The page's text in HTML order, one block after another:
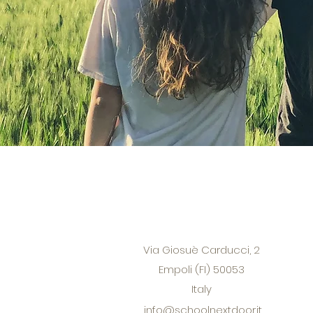
Via Giosuè Carducci, 2
Empoli (FI) 50053
Italy
info@schoolnextdoor.it